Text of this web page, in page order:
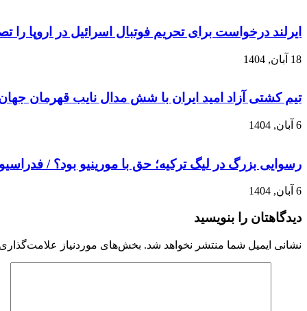
ایرلند درخواست برای تحریم فوتبال اسرائیل در اروپا را
18 آبان, 1404
تیم کشتی آزاد امید ایران با شش مدال نایب قهرمان
6 آبان, 1404
رسوایی بزرگ در لیگ ترکیه؛ حق با مورینیو بود؟ /
6 آبان, 1404
دیدگاهتان را بنویسید
نشانی ایمیل شما منتشر نخواهد شد. بخش‌های موردنیاز